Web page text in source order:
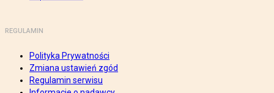
REGULAMIN
Polityka Prywatności
Zmiana ustawień zgód
Regulamin serwisu